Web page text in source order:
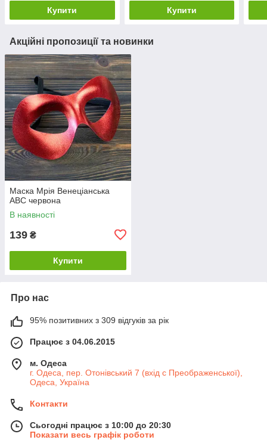
Купити Купити
Акційні пропозиції та новинки
Маска Мрія Венеціанська
АВС червона
В наявності
139 ₴
Купити
Про нас
95% позитивних з 309 відгуків за рік
Працює з 04.06.2015
м. Одеса
г. Одеса, пер. Отонівський 7 (вхід с Преображенської),
Одеса, Україна
Контакти
Сьогодні працює з 10:00 до 20:30
Показати весь графік роботи